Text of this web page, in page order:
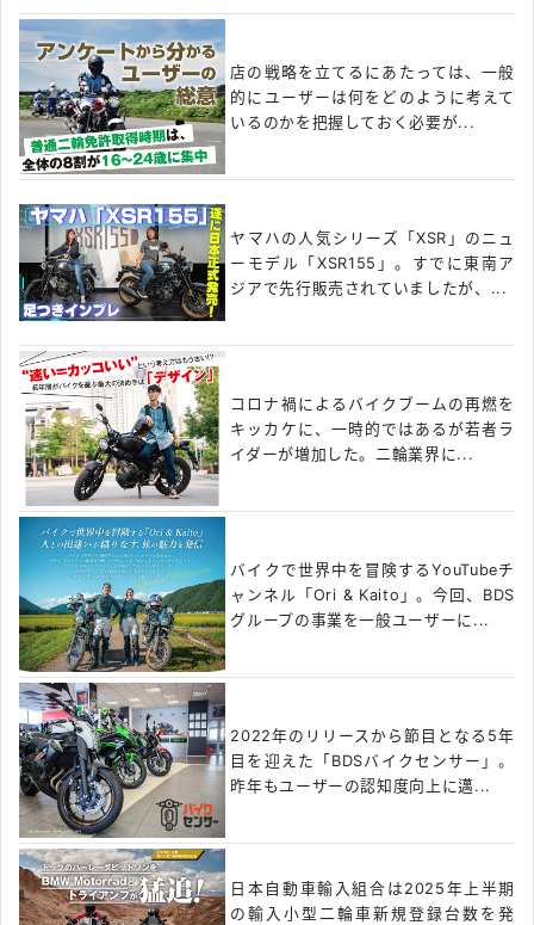
店の戦略を立てるにあたっては、一般
的にユーザーは何をどのように考えて
いるのかを把握しておく必要が...
ヤマハの人気シリーズ「XSR」のニュ
ーモデル「XSR155」。すでに東南ア
ジアで先行販売されていましたが、...
コロナ禍によるバイクブームの再燃を
キッカケに、一時的ではあるが若者ラ
イダーが増加した。二輪業界に...
バイクで世界中を冒険するYouTubeチ
ャンネル「Ori & Kaito」。今回、BDS
グループの事業を一般ユーザーに...
2022年のリリースから節目となる5年
目を迎えた「BDSバイクセンサー」。
昨年もユーザーの認知度向上に邁...
日本自動車輸入組合は2025年上半期
の輸入小型二輪車新規登録台数を発